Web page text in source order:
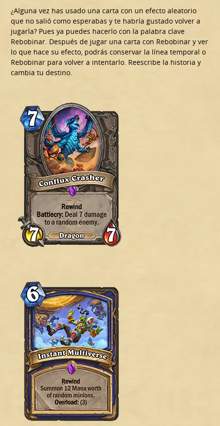
¿Alguna vez has usado una carta con un efecto aleatorio
que no salió como esperabas y te habría gustado volver a
jugarla? Pues ya puedes hacerlo con la palabra clave
Rebobinar. Después de jugar una carta con Rebobinar y ver
lo que hace su efecto, podrás conservar la línea temporal o
Rebobinar para volver a intentarlo. Reescribe la historia y
cambia tu destino.